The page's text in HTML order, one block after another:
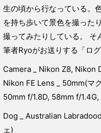
生の頃から行なっている。
を持ち歩いて景色を撮った
撮ってみたりしている。 そ
筆者Ryoがお送りする「ログ
Camera _ Nikon Z8, Nikon
Nikon FE Lens _ 50mm(マ
50mm f/1.8D, 58mm f/
Dog _ Australian
ェ)